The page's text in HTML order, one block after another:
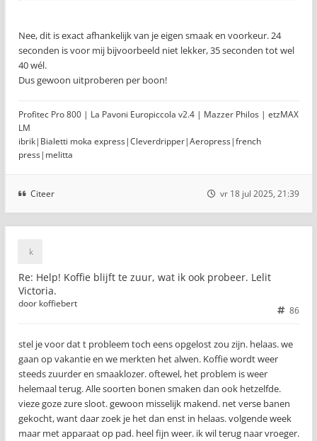
Nee, dit is exact afhankelijk van je eigen smaak en voorkeur. 24
seconden is voor mij bijvoorbeeld niet lekker, 35 seconden tot wel
40 wél.
Dus gewoon uitproberen per boon!
Profitec Pro 800 | La Pavoni Europiccola v2.4 | Mazzer Philos | etzMAX
LM
ibrik|Bialetti moka express|Cleverdripper|Aeropress|french
press|melitta
Citeer vr 18 jul 2025, 21:39
Re: Help! Koffie blijft te zuur, wat ik ook probeer. Lelit
Victoria.
86
door koffiebert
stel je voor dat t probleem toch eens opgelost zou zijn. helaas. we
gaan op vakantie en we merkten het alwen. Koffie wordt weer
steeds zuurder en smaaklozer. oftewel, het problem is weer
helemaal terug. Alle soorten bonen smaken dan ook hetzelfde.
vieze goze zure sloot. gewoon misselijk makend. net verse banen
gekocht, want daar zoek je het dan enst in helaas. volgende week
maar met apparaat op pad. heel fijn weer. ik wil terug naar vroeger.